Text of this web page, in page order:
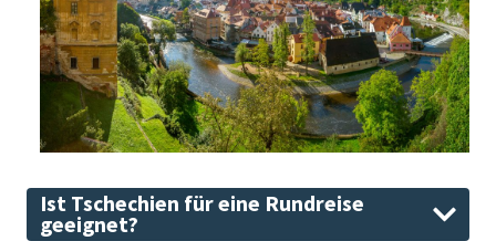
Ist Tschechien für eine Rundreise
geeignet?